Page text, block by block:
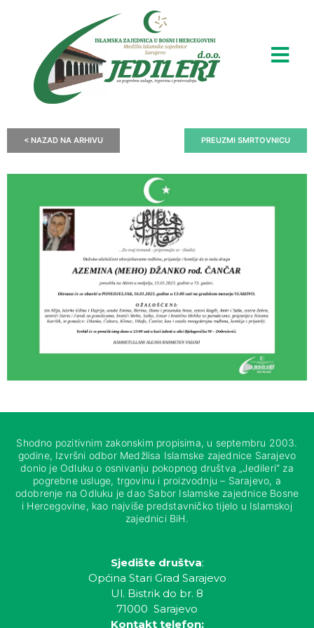
< NAZAD NA ARHIVU PREUZMI SMRTOVNICU
Shodno pozitivnim zakonskim propisima, u septembru 2003.
godine, Izvršni odbor Medžlisa Islamske zajednice Sarajevo
donio je Odluku o osnivanju pokopnog društva „Jedileri“ za
pogrebne usluge, trgovinu i proizvodnju – Sarajevo, a
odobrenje na Odluku je dao Sabor Islamske zajednice Bosne
i Hercegovine, kao najviše predstavničko tijelo u Islamskoj
zajednici BiH.
Sjedište društva:
Općina Stari Grad Sarajevo
Ul. Bistrik do br. 8
71000 Sarajevo
Kontakt telefon: